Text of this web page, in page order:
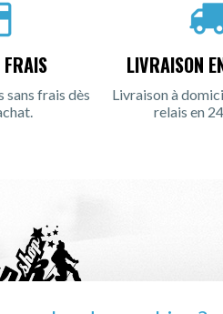
sans frais dès
LIVRAISON
Livraison à
relais en